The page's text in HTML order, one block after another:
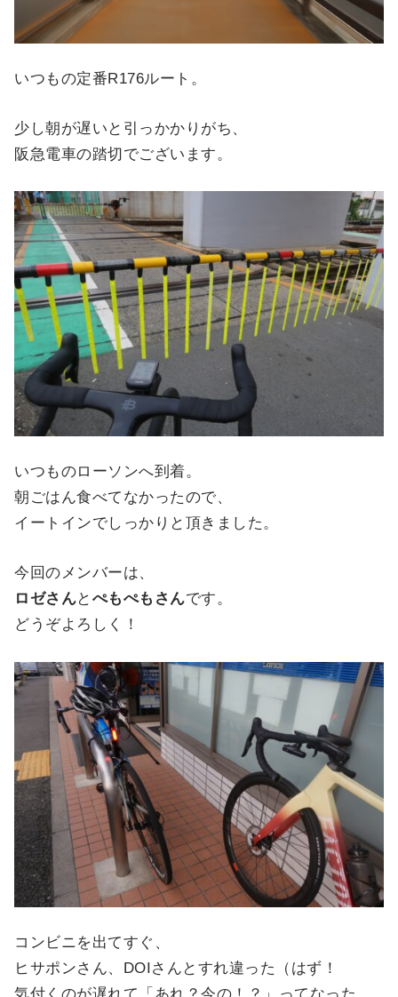
いつもの定番R176ルート。
少し朝が遅いと引っかかりがち、
阪急電車の踏切でございます。
いつものローソンへ到着。
朝ごはん食べてなかったので、
イートインでしっかりと頂きました。
今回のメンバーは、
ロゼさんと ぺもぺもさんです。
どうぞよろしく！
コンビニを出てすぐ、
ヒサポンさん、DOIさんとすれ違った（はず！
気付くのが遅れて「あれ？今の！？」ってなった…